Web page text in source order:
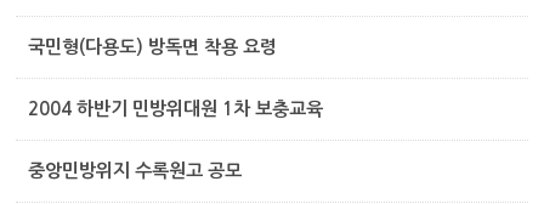
국민형(다용도) 방독면 착용 요령
2004 하반기 민방위대원 1차 보충교육
중앙민방위지 수록원고 공모